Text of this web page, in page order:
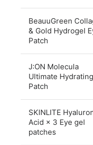
BeauuGreen
& Gold Hydrogel
Patch
J:ON Molecula
Ultimate
Patch
SKINLITE
Acid × 3 Eye gel
patches